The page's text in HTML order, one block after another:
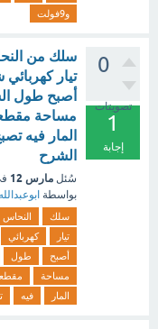
و9فولت
0
تصويتات
1
إجابة
مساحة
المار فيه
الشرح
سُئل مارس 12
بواسطة ابوعبدالله
سلك النحاس
تيار
كهربائي
أصبح
طول
مساحة
المار
فيه